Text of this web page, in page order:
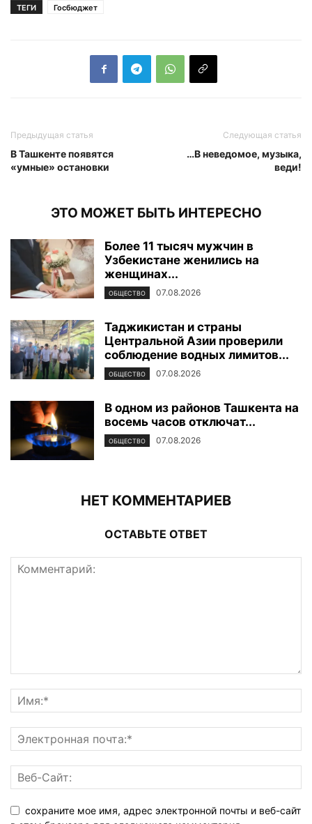
ТЕГИ Госбюджет
Предыдущая статья
В Ташкенте появятся
«умные» остановки
Следующая статья
…В неведомое, музыка,
веди!
ЭТО МОЖЕТ БЫТЬ ИНТЕРЕСНО
Более 11 тысяч мужчин в
Узбекистане женились на
женщинах...
ОБЩЕСТВО 07.08.2026
Таджикистан и страны
Центральной Азии проверили
соблюдение водных лимитов...
ОБЩЕСТВО 07.08.2026
В одном из районов Ташкента на
восемь часов отключат...
ОБЩЕСТВО 07.08.2026
НЕТ КОММЕНТАРИЕВ
ОСТАВЬТЕ ОТВЕТ
сохраните мое имя, адрес электронной почты и веб-сайт